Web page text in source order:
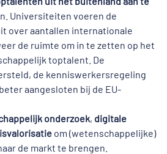
n. Universiteiten voeren de
over aantallen internationale
de ruimte om in te zetten op het
toptalent. De
de kenniswerkersregeling
aangesloten bij de EU-
onderzoek, digitale
om (wetenschappelijke)
de markt te brengen.